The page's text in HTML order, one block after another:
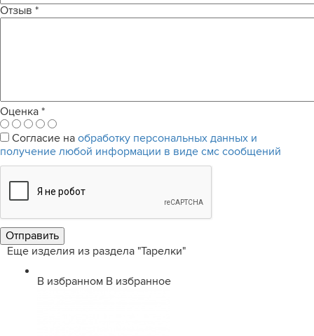
Отзыв *
Оценка *
Согласие на обработку персональных данных и
получение любой информации в виде смс сообщений
Еще изделия из раздела "Тарелки"
В избранном В избранное